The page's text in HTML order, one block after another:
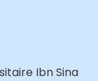
Ibn Sina